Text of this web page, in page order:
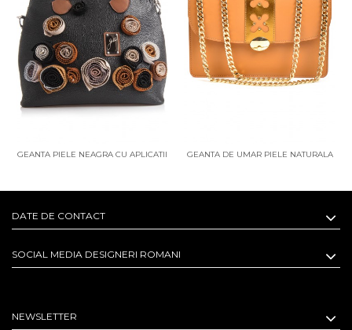
GEANTA PIELE NEAGRA CU APLICATII
GEANTA DE UMAR PIELE NATURALA
DATE DE CONTACT
SOCIAL MEDIA DESIGNERI ROMANI
NEWSLETTER